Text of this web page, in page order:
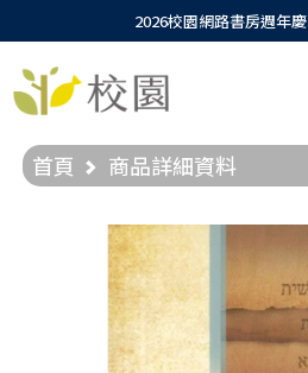
2026校園網路書房週年
首頁 商品詳細資料